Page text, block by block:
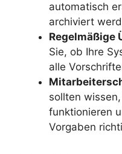
automatisch
archiviert
Regelmäßige
Sie, ob Ihre
alle
sollten
funktionieren
Vorgaben